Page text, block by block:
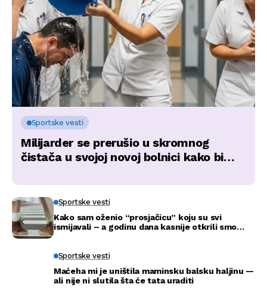
Sportske vesti
Milijarder se prerušio u skromnog
čistača u svojoj novoj bolnici kako bi
Sportske vesti
Kako sam oženio “prosjačicu” koju su svi
ismijavali – a godinu dana kasnije otkrili smo
Sportske vesti
Maćeha mi je uništila maminsku balsku haljinu —
ali nije ni slutila šta će tata uraditi